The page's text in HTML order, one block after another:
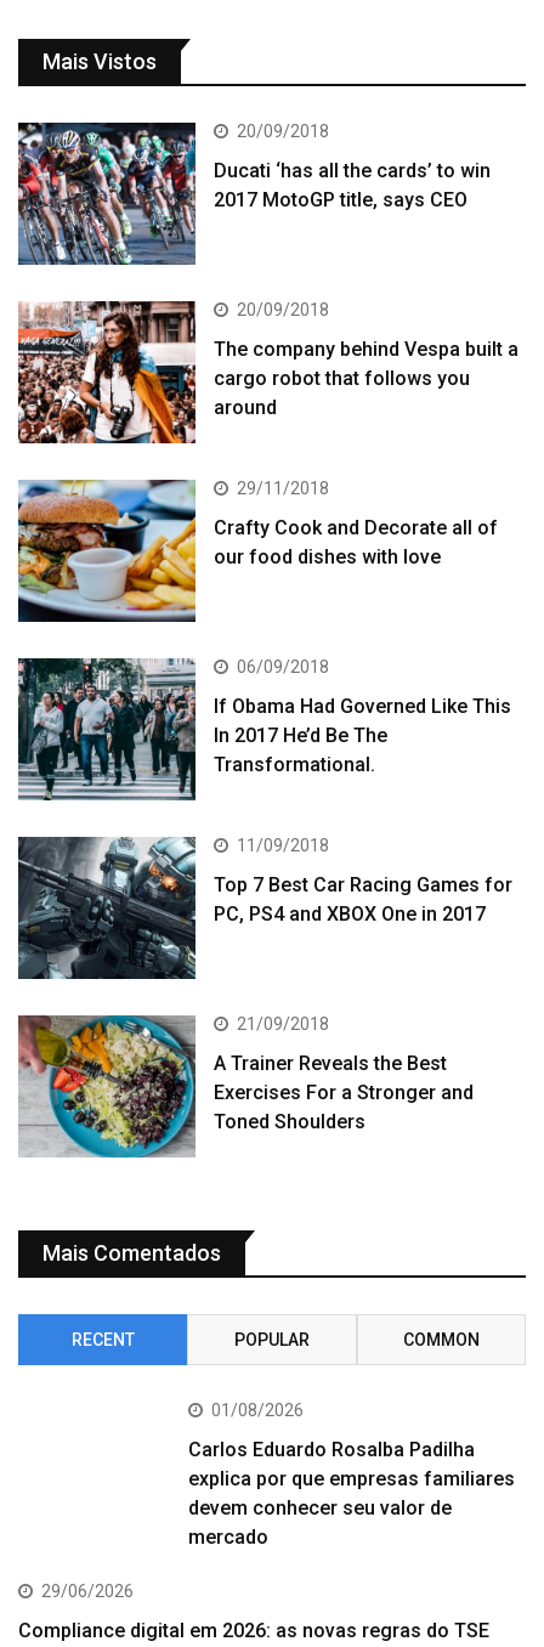
Mais Vistos
20/09/2018
Ducati ‘has all the cards’ to win
2017 MotoGP title, says CEO
20/09/2018
The company behind Vespa built a
cargo robot that follows you
around
29/11/2018
Crafty Cook and Decorate all of
our food dishes with love
06/09/2018
If Obama Had Governed Like This
In 2017 He’d Be The
Transformational.
11/09/2018
Top 7 Best Car Racing Games for
PC, PS4 and XBOX One in 2017
21/09/2018
A Trainer Reveals the Best
Exercises For a Stronger and
Toned Shoulders
Mais Comentados
RECENT POPULAR COMMON
01/08/2026
Carlos Eduardo Rosalba Padilha
explica por que empresas familiares
devem conhecer seu valor de
mercado
29/06/2026
Compliance digital em 2026: as novas regras do TSE